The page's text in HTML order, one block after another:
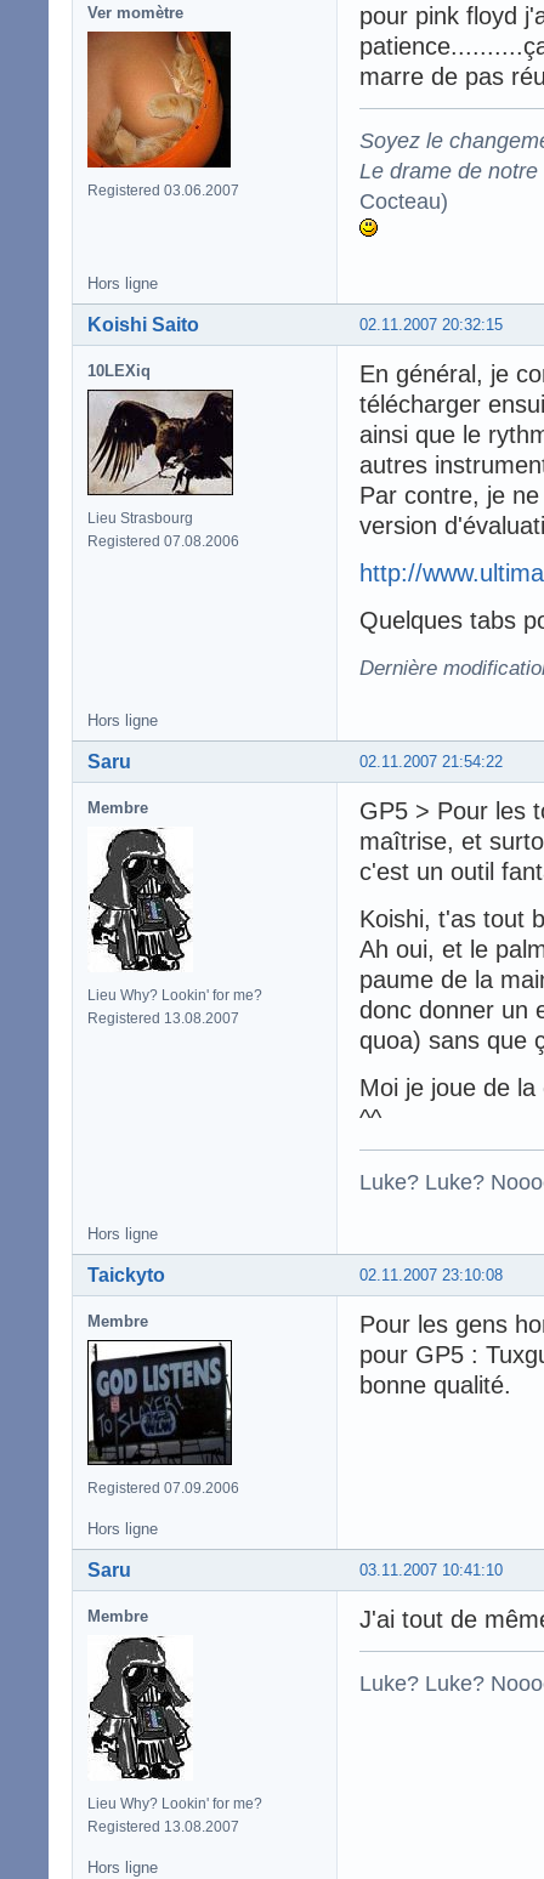
Ver momètre
Registered 03.06.2007
pour pink floyd
marre de pas
Soyez le
Le drame de
Cocteau)
Hors ligne
02.11.2007 20:32:15
Koishi Saito
10LEXiq
Lieu Strasbourg
Registered 07.08.2006
En général, je
télécharger
ainsi que le
autres
Par contre, je
version
http://
Quelques tabs
Dernière
Hors ligne
02.11.2007 21:54:22
Saru
Membre
Lieu Why? Lookin' for me?
Registered 13.08.2007
GP5 > Pour les
maîtrise, et
c'est un outil
Koishi, t'as tout
Ah oui, et le
paume de la
donc donner un
quoa) sans que
Moi je joue de
^^
Luke? Luke?
Hors ligne
02.11.2007 23:10:08
Taickyto
Membre
Registered 07.09.2006
Pour les gens
pour GP5 :
bonne qualité.
Hors ligne
03.11.2007 10:41:10
Saru
Membre
Lieu Why? Lookin' for me?
Registered 13.08.2007
J'ai tout de
Luke? Luke?
Hors ligne